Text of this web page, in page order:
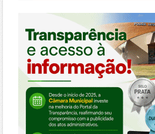
https://morrinhos.go.leg.br/